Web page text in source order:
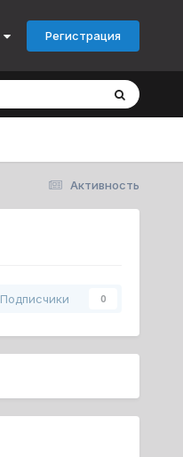
Регистрация
Активность
Подписчики 0